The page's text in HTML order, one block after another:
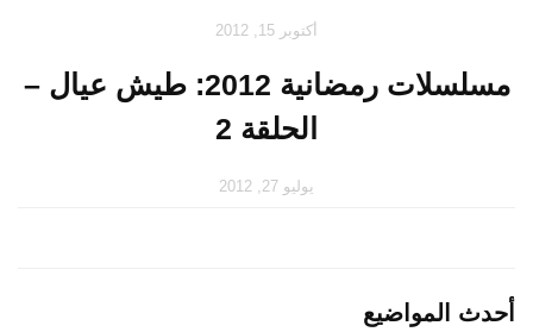
أكتوبر 15, 2012
مسلسلات رمضانية 2012: طيش عيال –
الحلقة 2
يوليو 27, 2012
أحدث المواضيع